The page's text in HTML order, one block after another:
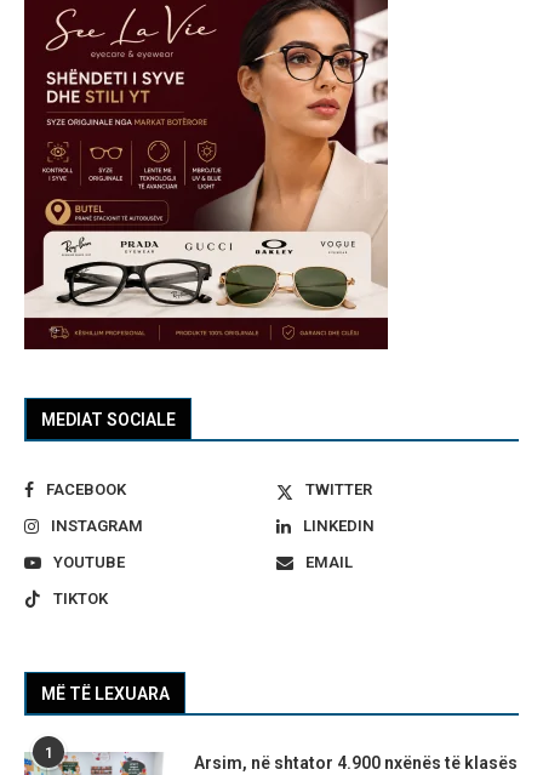
MEDIAT SOCIALE
FACEBOOK
TWITTER
INSTAGRAM
LINKEDIN
YOUTUBE
EMAIL
TIKTOK
MË TË LEXUARA
1
Arsim, në shtator 4.900 nxënës të klasës